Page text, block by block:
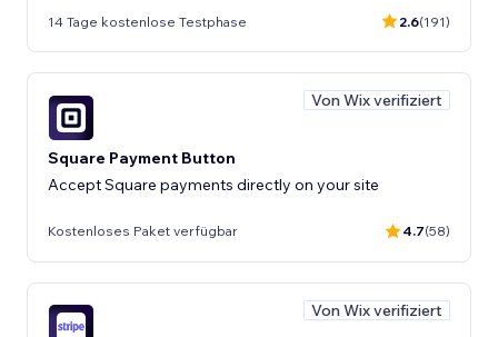
14 Tage kostenlose Testphase 2.6(191)
Von Wix verifiziert
Square Payment Button
Accept Square payments directly on your site
Kostenloses Paket verfügbar 4.7(58)
Von Wix verifiziert